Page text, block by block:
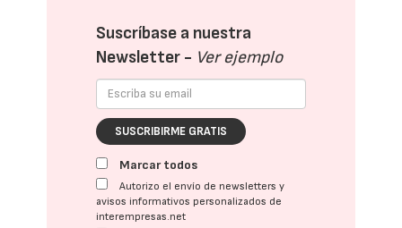
Suscríbase a nuestra
Newsletter - Ver ejemplo
SUSCRIBIRME GRATIS
Marcar todos
Autorizo el envío de newsletters y
avisos informativos personalizados de
interempresas.net